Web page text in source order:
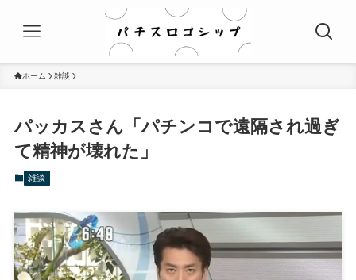
ホーム 雑談
パッカスさん「パチンコで遠隔され過ぎ
て精神が壊れた」
雑談